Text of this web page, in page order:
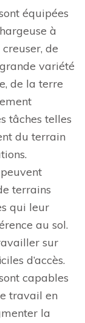
équipées
à
de
variété
de la terre
tâches telles
du terrain
terrains
qui leur
au sol.
sur
d’accès.
capables
travail en
la